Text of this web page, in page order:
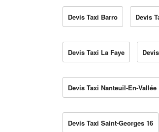
Devis Taxi Barro Devis
Devis Taxi La Faye
Devis Taxi Nanteuil-En-Vallée
Devis Taxi Saint-Georges 16